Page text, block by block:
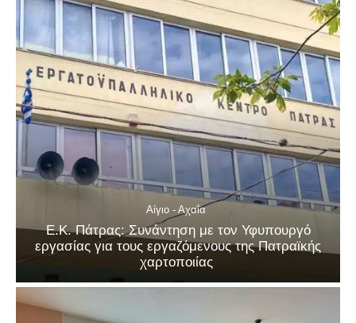
Αίγιο - Αχαΐα
Ε.Κ. Πάτρας: Συνάντηση με τον Υφυπουργό
εργασίας για τους εργαζόμενους της Πατραϊκής
χαρτοποιίας